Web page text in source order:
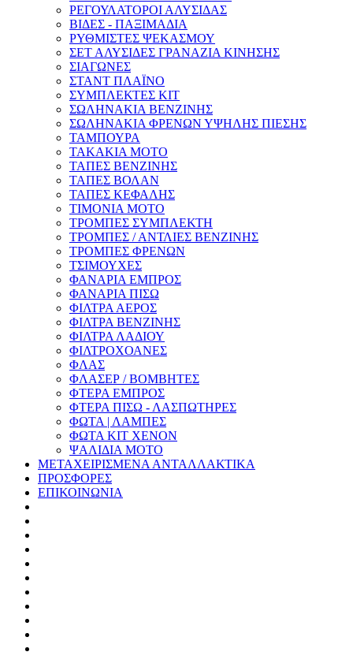
ΡΕΓΟΥΛΑΤΟΡΟΙ ΑΛΥΣΙΔΑΣ
ΒΙΔΕΣ - ΠΑΞΙΜΑΔΙΑ
ΡΥΘΜΙΣΤΕΣ ΨΕΚΑΣΜΟΥ
ΣΕΤ ΑΛΥΣΙΔΕΣ ΓΡΑΝΑΖΙΑ ΚΙΝΗΣΗΣ
ΣΙΑΓΩΝΕΣ
ΣΤΑΝΤ ΠΛΑΪΝΟ
ΣΥΜΠΛΕΚΤΕΣ ΚΙΤ
ΣΩΛΗΝΑΚΙΑ ΒΕΝΖΙΝΗΣ
ΣΩΛΗΝΑΚΙΑ ΦΡΕΝΩΝ ΥΨΗΛΗΣ ΠΙΕΣΗΣ
ΤΑΜΠΟΥΡΑ
ΤΑΚΑΚΙΑ ΜΟΤΟ
ΤΑΠΕΣ ΒΕΝΖΙΝΗΣ
ΤΑΠΕΣ ΒΟΛΑΝ
ΤΑΠΕΣ ΚΕΦΑΛΗΣ
ΤΙΜΟΝΙΑ ΜΟΤΟ
ΤΡΟΜΠΕΣ ΣΥΜΠΛΕΚΤΗ
ΤΡΟΜΠΕΣ / ΑΝΤΛΙΕΣ ΒΕΝΖΙΝΗΣ
ΤΡΟΜΠΕΣ ΦΡΕΝΩΝ
ΤΣΙΜΟΥΧΕΣ
ΦΑΝΑΡΙΑ ΕΜΠΡΟΣ
ΦΑΝΑΡΙΑ ΠΙΣΩ
ΦΙΛΤΡΑ ΑΕΡΟΣ
ΦΙΛΤΡΑ ΒΕΝΖΙΝΗΣ
ΦΙΛΤΡΑ ΛΑΔΙΟΥ
ΦΙΛΤΡΟΧΟΑΝΕΣ
ΦΛΑΣ
ΦΛΑΣΕΡ / ΒΟΜΒΗΤΕΣ
ΦΤΕΡΑ ΕΜΠΡΟΣ
ΦΤΕΡΑ ΠΙΣΩ - ΛΑΣΠΩΤΗΡΕΣ
ΦΩΤΑ | ΛΑΜΠΕΣ
ΦΩΤΑ KIT XENON
ΨΑΛΙΔΙΑ ΜΟΤΟ
ΜΕΤΑΧΕΙΡΙΣΜΕΝΑ ΑΝΤΑΛΛΑΚΤΙΚΑ
ΠΡΟΣΦΟΡΕΣ
ΕΠΙΚΟΙΝΩΝΙΑ